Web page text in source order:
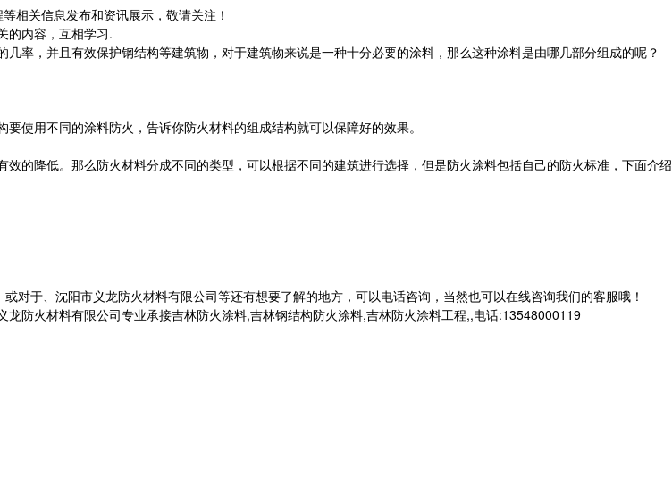
相关信息发布和资讯展示，敬请关注！
的内容，互相学习.
率，并且有效保护钢结构等建筑物，对于建筑物来说是一种十分必要的涂料，那么这种涂料是由哪几部分组成的呢？
使用不同的涂料防火，告诉你防火材料的组成结构就可以保障好的效果。
的降低。那么防火材料分成不同的类型，可以根据不同的建筑进行选择，但是防火涂料包括自己的防火标准，下面介绍
对于、沈阳市义龙防火材料有限公司等还有想要了解的地方，可以电话咨询，当然也可以在线咨询我们的客服哦！
防火材料有限公司专业承接吉林防火涂料,吉林钢结构防火涂料,吉林防火涂料工程,,电话:13548000119